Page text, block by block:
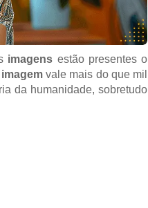
imagens estão presentes o
imagem vale mais do que mil
da humanidade, sobretudo